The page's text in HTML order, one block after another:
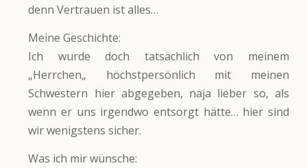
denn Vertrauen ist alles…
Meine Geschichte:
Ich wurde doch tatsächlich von meinem
„Herrchen„ höchstpersönlich mit meinen
Schwestern hier abgegeben, naja lieber so, als
wenn er uns irgendwo entsorgt hätte… hier sind
wir wenigstens sicher.
Was ich mir wünsche: